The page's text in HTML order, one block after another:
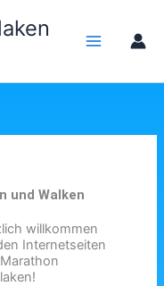
und Walken
willkommen
Internetseiten